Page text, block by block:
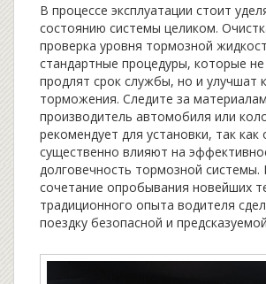
В процессе эксплуатации стоит
состоянию системы целиком.
проверка уровня тормозной
стандартные процедуры, которые
продлят срок службы, но и улучшат
торможения. Следите за
производитель автомобиля или
рекомендует для установки, так как
существенно влияют на
долговечность тормозной системы.
сочетание опробывания новейших
традиционного опыта водителя
поездку безопасной и